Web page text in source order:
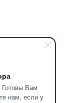
Готовы Вам
нам, если у